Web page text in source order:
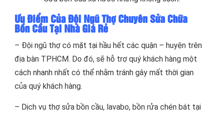
Ưu Điểm Của Đội Ngũ Thợ Chuyên Sửa Chữa
Bồn Cầu Tại Nhà Giá Rẻ
– Đội ngũ thợ có mặt tại hầu hết các quận – huyện trên
địa bàn TPHCM. Do đó, sẽ hỗ trợ quý khách hàng một
cách nhanh nhất có thể nhằm tránh gây mất thời gian
của quý khách hàng.
– Dịch vụ thợ sửa bồn cầu, lavabo, bồn rửa chén bát tại